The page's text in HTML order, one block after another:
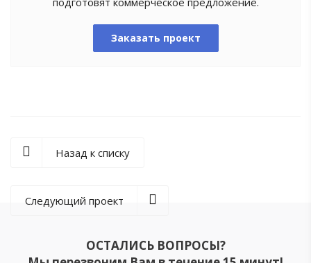
Заказать проект
Назад к списку
Следующий проект
ОСТАЛИСЬ ВОПРОСЫ?